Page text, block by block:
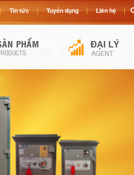
Tin tức Tuyển dụng Liên hệ